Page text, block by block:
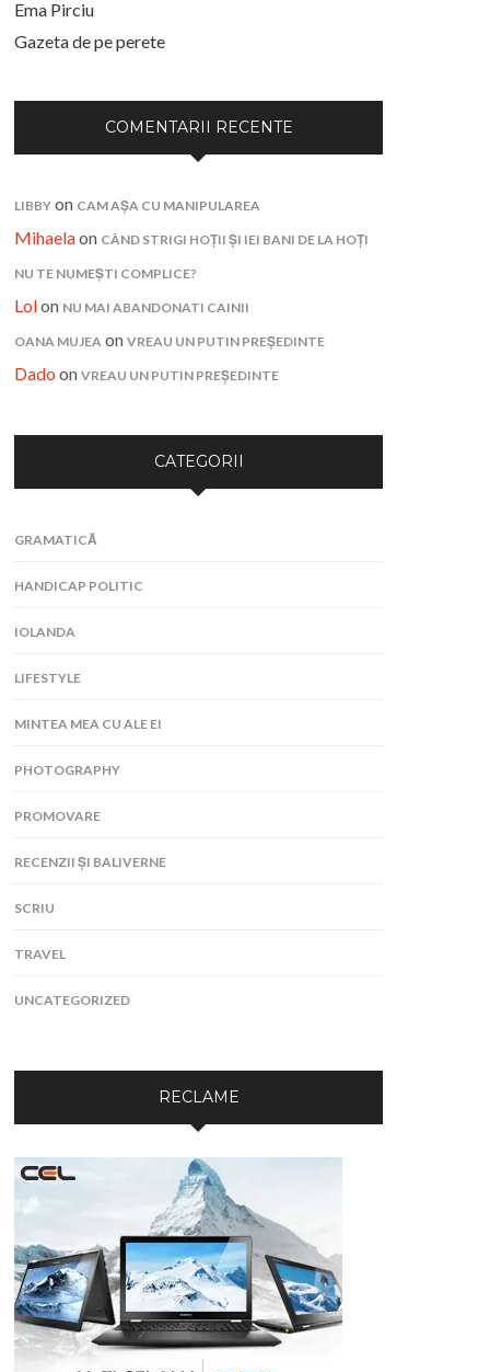
Ema Pirciu
Gazeta de pe perete
COMENTARII RECENTE
LIBBY on CAM AȘA CU MANIPULAREA
Mihaelaon CÂND STRIGI HOȚII ȘI IEI BANI DE LA HOȚI
NU TE NUMEȘTI COMPLICE?
Lolon NU MAI ABANDONATI CAINII
OANA MUJEA onVREAU UN PUTIN PREȘEDINTE
Dado onVREAU UN PUTIN PREȘEDINTE
CATEGORII
GRAMATICĂ
HANDICAP POLITIC
IOLANDA
LIFESTYLE
MINTEA MEA CU ALE EI
PHOTOGRAPHY
PROMOVARE
RECENZII ȘI BALIVERNE
SCRIU
TRAVEL
UNCATEGORIZED
RECLAME